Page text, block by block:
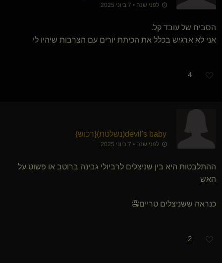
לפני שנה • 7 ביוני 2025
הסביח של עובד קל.
אני לא ארגיש בכלל את הכיתת יורים עם הצרבות שיהיו לי
4
devil's baby​(נשלטת) ​{רכוש}
לפני שנה • 7 ביוני 2025
ההתלבטות היא בין שניצלים לרביולי גבינה ברוטב או פשוט על
האש
כנראה ששניצלים טריים🤤
2